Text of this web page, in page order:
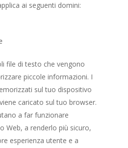
ai seguenti domini:
file di testo che vengono
piccole informazioni. I
sul tuo dispositivo
caricato sul tuo browser.
a far funzionare
Web, a renderlo più sicuro,
esperienza utente e a